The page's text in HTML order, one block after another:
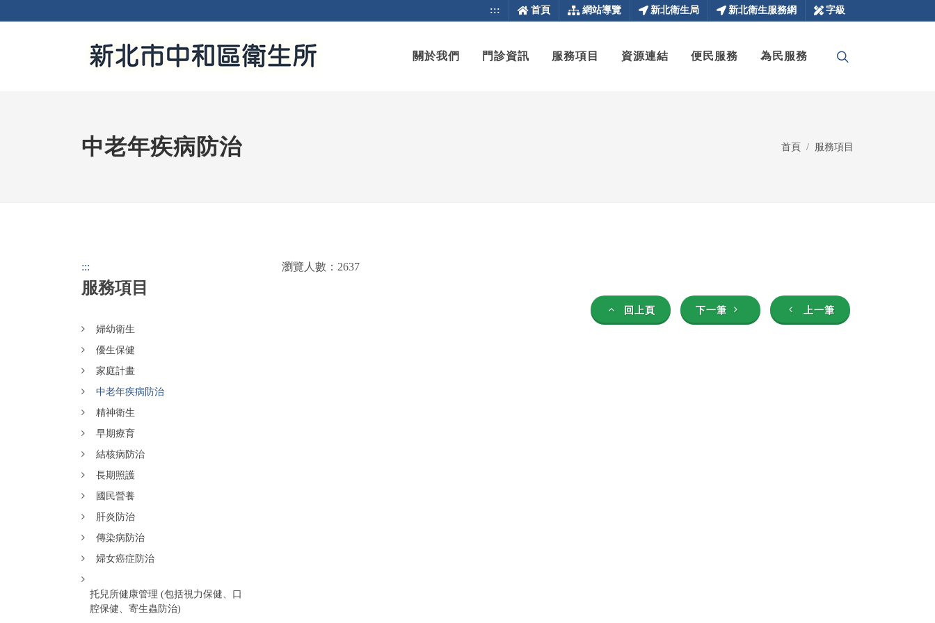
::: 首頁 網站導覽 新北衛生局 新北衛生服務網 字級
關於我們 門診資訊 服務項目 資源連結 便民服務 為民服務
中老年疾病防治 首頁 服務項目
:::
服務項目
婦幼衛生
優生保健
家庭計畫
中老年疾病防治
精神衛生
早期療育
結核病防治
長期照護
國民營養
肝炎防治
傳染病防治
婦女癌症防治
托兒所健康管理 (包括視力保健、口
腔保健、寄生蟲防治)
瀏覽人數：2637
回上頁 下一筆 上一筆